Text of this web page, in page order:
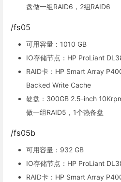
盘做一组RAID6，2组RAID6
/fs05
可用容量：1010 GB
IO存储节点：HP ProLiant
RAID卡：HP Smart Array
Backed Write Cache
硬盘：300GB 2.5-inch
做一组RAID5，1个热备盘
/fs05b
可用容量：932 GB
IO存储节点：HP ProLiant
RAID卡：HP Smart Array